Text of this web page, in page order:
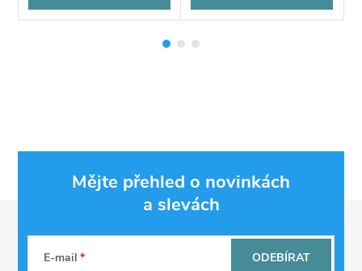
Mějte přehled o novinkách
a slevách
E-mail ODEBÍRAT